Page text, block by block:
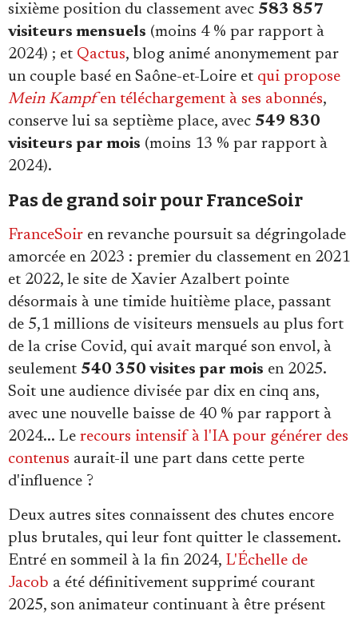
sixième position du classement avec 583 857
visiteurs mensuels (moins 4 % par rapport à
2024) ; et Qactus, blog animé anonymement par
un couple basé en Saône-et-Loire et qui propose
Mein Kampfen téléchargement à ses abonnés,
conserve lui sa septième place, avec 549 830
visiteurs par mois (moins 13 % par rapport à
2024).
Pas de grand soir pour FranceSoir
FranceSoir en revanche poursuit sa dégringolade
amorcée en 2023 : premier du classement en 2021
et 2022, le site de Xavier Azalbert pointe
désormais à une timide huitième place, passant
de 5,1 millions de visiteurs mensuels au plus fort
de la crise Covid, qui avait marqué son envol, à
seulement 540 350 visites par mois en 2025.
Soit une audience divisée par dix en cinq ans,
avec une nouvelle baisse de 40 % par rapport à
2024... Le recours intensif à l'IA pour générer des
contenus aurait-il une part dans cette perte
d'influence ?
Deux autres sites connaissent des chutes encore
plus brutales, qui leur font quitter le classement.
Entré en sommeil à la fin 2024, L'Échelle de
Jacob a été définitivement supprimé courant
2025, son animateur continuant à être présent